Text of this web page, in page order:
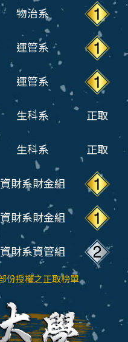
物治系
運管系
運管系
生科系 正取
生科系 正取
資財系財金組
資財系財金組
資財系資管組
份授權之正取榜單